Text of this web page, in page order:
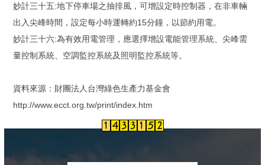
妙計三十五:地下停車場之抽排風，可增設定時控制器，在非車輛
出入尖峰時間，設定每小時運轉約15分鐘，以節約用電。
妙計三十六:為有效用電管理，應選擇增設電能管理系統、尖峰需
量控制系統、空調監控系統及照明監控系統等。
資料來源：財團法人台灣綠色生產力基金會
http://www.ecct.org.tw/print/index.htm